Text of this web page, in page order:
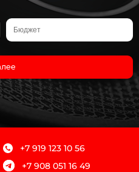
+7 919 123 10 56
+7 908 051 16 49